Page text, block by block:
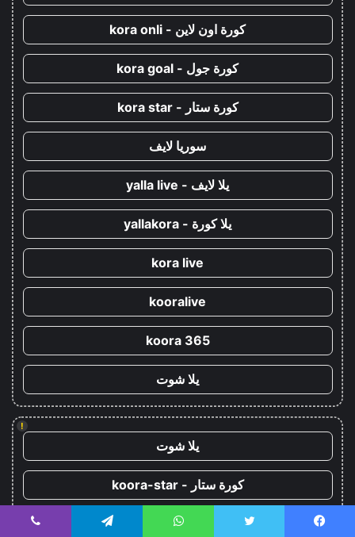
كورة اون لاين - kora onli
كورة جول - kora goal
كورة ستار - kora star
سوريا لايف
يلا لايف - yalla live
يلا كورة - yallakora
kora live
kooralive
koora 365
يلا شوت
!
يلا شوت
كورة ستار - koora-star
كورة جول - koora-goal